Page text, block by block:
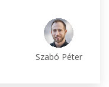
Szabó Péter